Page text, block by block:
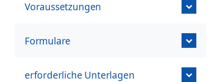
Voraussetzungen
Formulare
erforderliche Unterlagen